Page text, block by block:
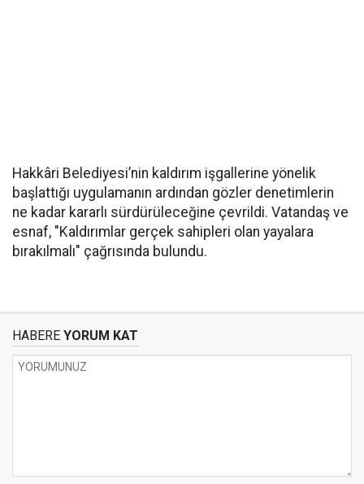
Hakkâri Belediyesi’nin kaldırım işgallerine yönelik
başlattığı uygulamanın ardından gözler denetimlerin
ne kadar kararlı sürdürüleceğine çevrildi. Vatandaş ve
esnaf, "Kaldırımlar gerçek sahipleri olan yayalara
bırakılmalı" çağrısında bulundu.
HABERE YORUM KAT